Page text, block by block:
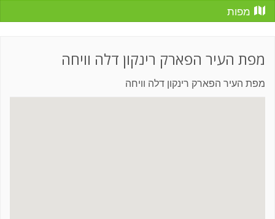
מפות
מפת העיר הפארק רינקון דלה וויחה
מפת העיר הפארק רינקון דלה וויחה